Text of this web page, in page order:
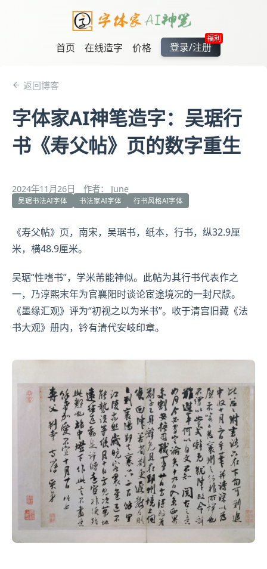
首页 在线造字 价格
福利
登录/注册
返回博客
字体家AI神笔造字：吴琚行
书《寿父帖》页的数字重生
2024年11月26日 作者： June
吴琚书法AI字体 书法家AI字体 行书风格AI字体
《寿父帖》页，南宋， 吴琚书，纸本，行书，纵32.9厘
米，横48.9厘米。
吴琚“性嗜书”，学米芾能神似。此帖为其行书代表作之
一，乃淳熙末年为官襄阳时谈论宦途境况的一封尺牍。
《墨缘汇观》 评为“初视之以为米书”。收于清宫旧藏 《法
书大观》册内，钤有清代安岐印章。